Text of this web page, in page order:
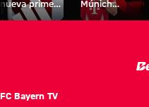
nueva primera
equipación
Múnich
Tarjetas de
FC Bayern TV